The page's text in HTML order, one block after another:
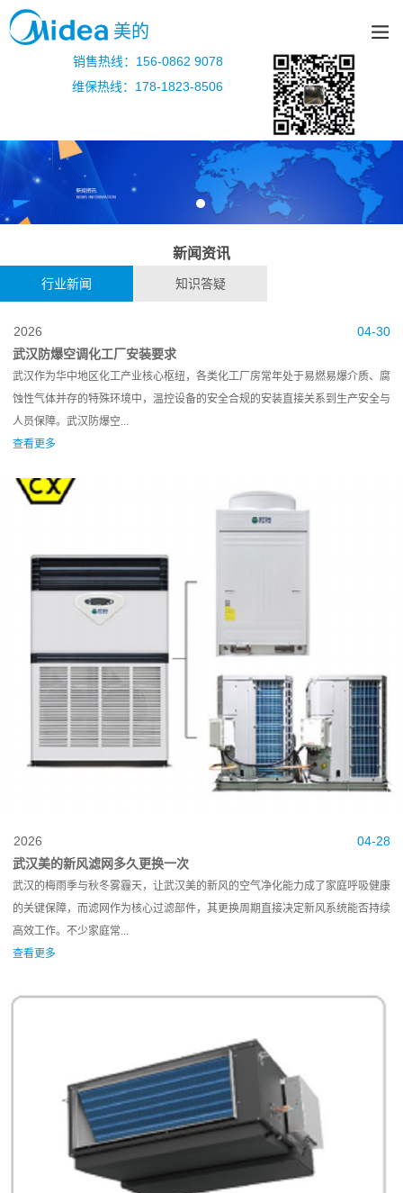
美的
销售热线：156-0862 9078
维保热线：178-1823-8506
新闻资讯
行业新闻 知识答疑
04-30
2026
武汉防爆空调化工厂安装要求
武汉作为华中地区化工产业核心枢纽，各类化工厂房常年处于易燃易爆介质、腐
蚀性气体并存的特殊环境中，温控设备的安全合规的安装直接关系到生产安全与
人员保障。武汉防爆空...
查看更多
04-28
2026
武汉美的新风滤网多久更换一次
武汉的梅雨季与秋冬雾霾天，让武汉美的新风的空气净化能力成了家庭呼吸健康
的关键保障，而滤网作为核心过滤部件，其更换周期直接决定新风系统能否持续
高效工作。不少家庭常...
查看更多